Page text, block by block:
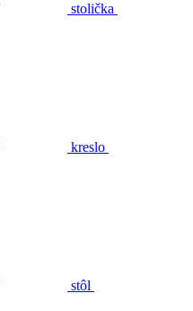
stolička
kreslo
stôl